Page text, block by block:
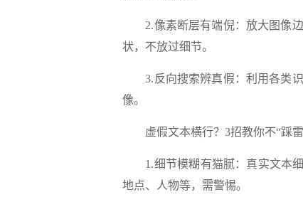
2.像素断层有端倪： 放大图像
状，不放过细节。
3.反向搜索辨真假： 利用各类
像。
虚假文本横行？3招教你不“踩
1.细节模糊有猫腻： 真实文本
地点、人物等，需警惕。